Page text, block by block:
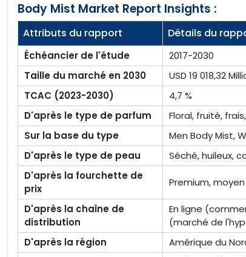
Body Mist Market Report Insights :
Attributs du rapport Détails du
Échéancier de l'étude
2017-2030
Taille du marché en 2030
USD 19 018,32
TCAC (2023-2030)
4,7 %
D'après le type de parfum
Floral, fruité,
Sur la base du type
Men Body Mist,
D'après le type de peau
Séché, huileux,
D'après la fourchette de
prix
Premium,
D'après la chaîne de
distribution
En ligne
(marché de
D'après la région
Amérique du